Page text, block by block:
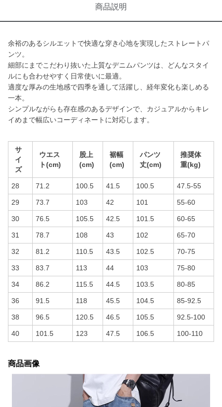
商品説明
余裕のあるシルエットで快適な穿き心地を実現したストレートパ
ンツ。
細部にまでこだわり抜いた上質なデニムパンツは、どんなスタイ
ルにも合わせやすく日常使いに最適。
適度な厚みの生地感で四季を通して活躍し、経年変化も楽しめる
一本。
シンプルながらも存在感のあるデザインで、カジュアルからキレ
イめまで幅広いコーディネートに対応します。
サ
イ
ズ
ウエス
ト(cm)
股上
(cm)
裾幅
(cm)
パンツ
丈(cm)
推奨体
重(kg)
28 71.2 100.5 41.5 100.5 47.5-55
29 73.7 103 42 101 55-60
30 76.5 105.5 42.5 101.5 60-65
31 78.7 108 43 102 65-70
32 81.2 110.5 43.5 102.5 70-75
33 83.7 113 44 103 75-80
34 86.2 115.5 44.5 103.5 80-85
36 91.5 118 45.5 104.5 85-92.5
38 96.5 120.5 46.5 105.5 92.5-100
40 101.5 123 47.5 106.5 100-110
商品画像